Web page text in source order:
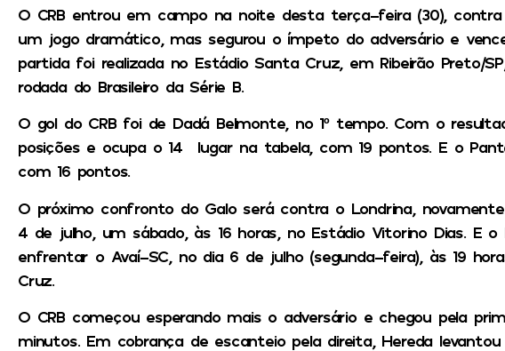
O CRB entrou em campo na noite desta terça-feira (30),
um jogo dramático, mas segurou o ímpeto do adversário e
partida foi realizada no Estádio Santa Cruz, em Ribeirão Preto/SP,
rodada do Brasileiro da Série B.
O gol do CRB foi de Dadá Belmonte, no 1º tempo. Com o
posições e ocupa o 14° lugar na tabela, com 19 pontos. E o
com 16 pontos.
O próximo confronto do Galo será contra o Londrina,
4 de julho, um sábado, às 16 horas, no Estádio Vitorino Dias. E
enfrentar o Avaí-SC, no dia 6 de julho (segunda-feira), às 19
Cruz.
O CRB começou esperando mais o adversário e chegou pela
minutos. Em cobrança de escanteio pela direita, Hereda